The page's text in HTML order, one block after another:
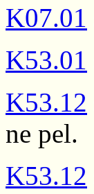
K07.01
K53.01
K53.12
ne pel.
K53.12